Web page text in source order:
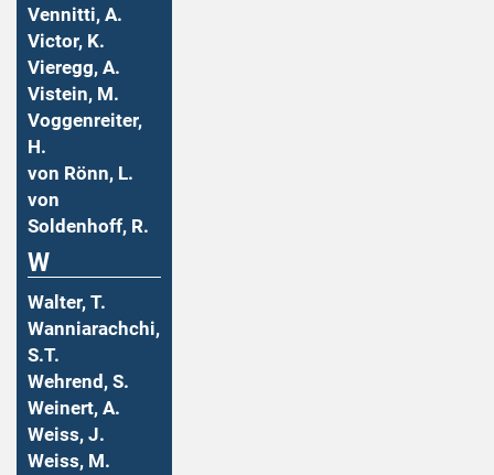
Vennitti, A.
Victor, K.
Vieregg, A.
Vistein, M.
Voggenreiter,
H.
von Rönn, L.
von
Soldenhoff, R.
W
Walter, T.
Wanniarachchi,
S.T.
Wehrend, S.
Weinert, A.
Weiss, J.
Weiss, M.